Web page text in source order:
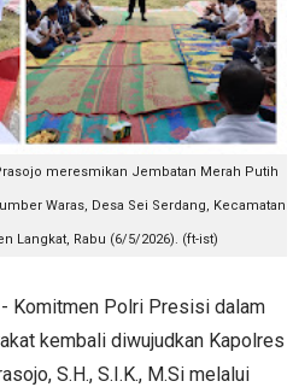
meresmikan Jembatan Merah Putih
Waras, Desa Sei Serdang, Kecamatan
Langkat, Rabu (6/5/2026). (ft-ist)
- Komitmen Polri Presisi dalam
kembali diwujudkan Kapolres
S.H., S.I.K., M.Si melalui